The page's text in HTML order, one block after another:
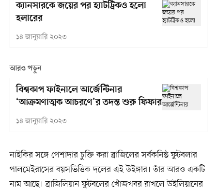
ক্যানসারকে জয়ের পর হ্যাটট্রিকও হলো
হলারের
১৪ জানুয়ারি ২০২৩
আরও পড়ুন
বিশ্বকাপ ফাইনালে আর্জেন্টিনার
‘আক্রমণাত্মক আচরণে’র তদন্ত শুরু ফিফার
১৪ জানুয়ারি ২০২৩
নাইকির সঙ্গে পেশাদার চুক্তি করা ব্রাজিলের সর্বকনিষ্ঠ ফুটবলার
পালমেইরাসের বয়সভিত্তিক দলের এই উইঙ্গার। তাঁর আরও একটি
নাম আছে। ব্রাজিলিয়ান ফুটবলের খোঁজখবর রাখলে উইলিয়ানের